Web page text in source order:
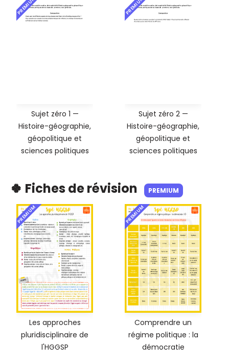
PREMIUM
Sujet zéro 1 —
Histoire-géographie,
géopolitique et
sciences politiques
PREMIUM
Sujet zéro 2 —
Histoire-géographie,
géopolitique et
sciences politiques
🍀 Fiches de révision PREMIUM
PREMIUM
Les approches
pluridisciplinaire de
l'HGGSP
PREMIUM
Comprendre un
régime politique : la
démocratie